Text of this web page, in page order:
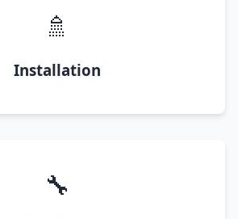
🚿
Installation
🔧